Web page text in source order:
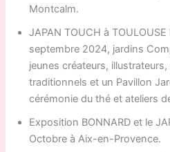
Montcalm.
JAPAN TOUCH à
septembre 2024, jardins
jeunes créateurs, illustrateurs,
traditionnels et un Pavillon
cérémonie du thé et ateliers
Exposition BONNARD et le
Octobre à Aix-en-Provence.